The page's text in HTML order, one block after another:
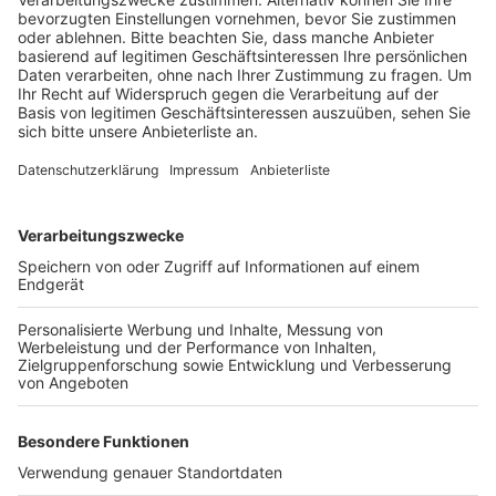
Anzeige
Im Netz können sich alle Interessierten die Fahrräder
anschauen, die zum Kauf angeboten werden. Los geht
angebotenen Fahrräder warten seit sechs Monaten
auf ihre Besitzer im Fundbüro, deshalb müssen sie
nicht länger aufbewahrt werden. Allerdings wurden die
Räder vorher nicht gecheckt und es gibt auch keine
Garantie oder Umtauschrecht.Hiergeht es zur
Auktion.